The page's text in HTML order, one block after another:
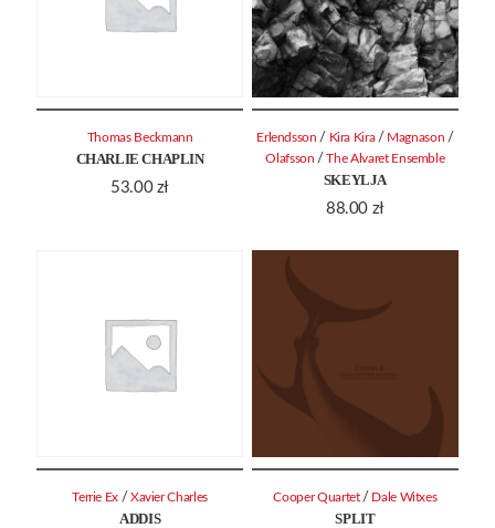
CHARLIE CHAPLIN
53.00 zł
Thomas Beckmann
SKEYLJA
88.00 zł
Erlendsson / Kira Kira / Magnason /
Olafsson /The Alvaret Ensemble
ADDIS
Terrie Ex / Xavier Charles
SPLIT
Cooper Quartet / Dale Witxes